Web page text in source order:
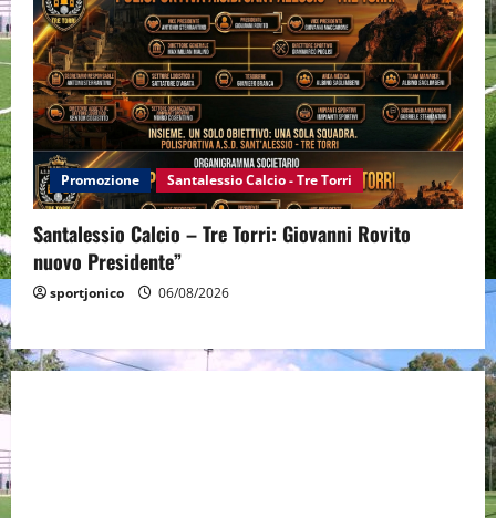
Promozione Santalessio Calcio - Tre Torri
Santalessio Calcio – Tre Torri: Giovanni Rovito
nuovo Presidente”
sportjonico 06/08/2026